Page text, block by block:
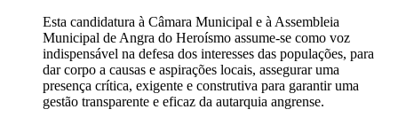
Esta candidatura à Câmara Municipal e à Assembleia
Municipal de Angra do Heroísmo assume-se como voz
indispensável na defesa dos interesses das populações, para
dar corpo a causas e aspirações locais, assegurar uma
presença crítica, exigente e construtiva para garantir uma
gestão transparente e eficaz da autarquia angrense.